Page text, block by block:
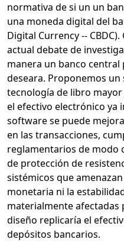
normativa de si un un
una moneda digital del
Digital Currency --
actual debate de
manera un banco central
deseara. Proponemos
tecnología de libro
el efectivo electrónico ya
software se puede
en las transacciones,
reglamentarios de modo
de protección de
sistémicos que
monetaria ni la
materialmente afectadas
diseño replicaría el
depósitos bancarios.